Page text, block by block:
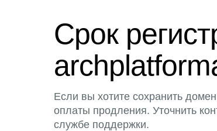
Срок
Если вы хотите сохранить
оплаты продления. Уточнить
службе поддержки.